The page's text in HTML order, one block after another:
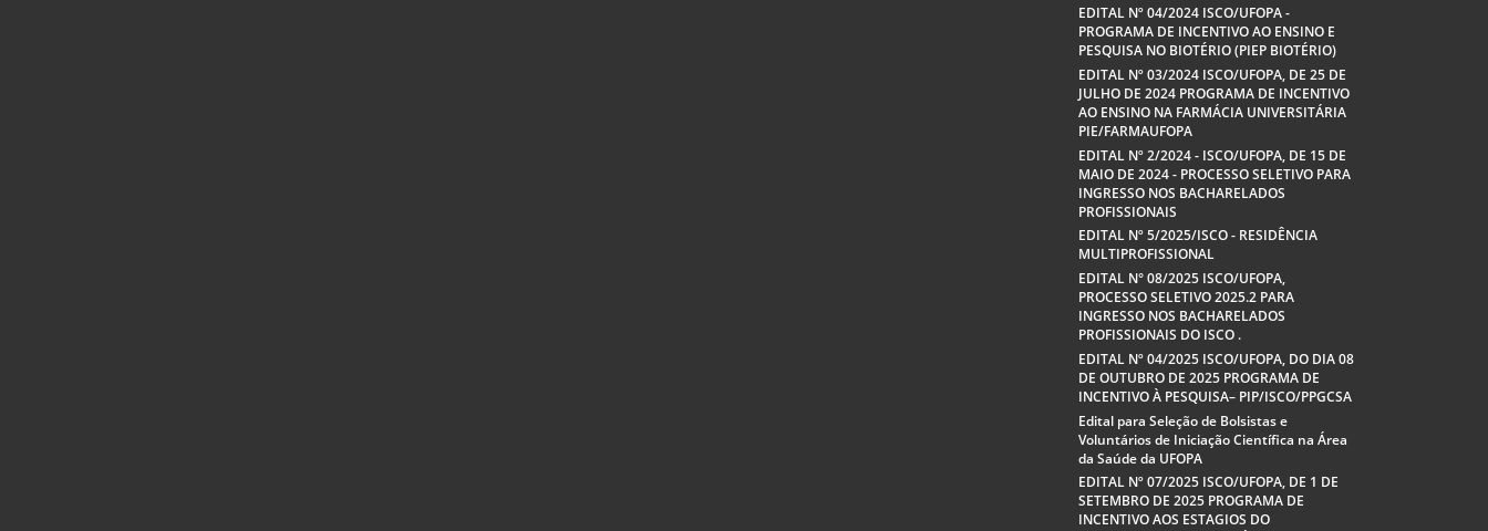
EDITAL Nº 04/2024 ISCO/UFOPA -
PROGRAMA DE INCENTIVO AO ENSINO E
PESQUISA NO BIOTÉRIO (PIEP BIOTÉRIO)
EDITAL Nº 03/2024 ISCO/UFOPA, DE 25 DE
JULHO DE 2024 PROGRAMA DE INCENTIVO
AO ENSINO NA FARMÁCIA UNIVERSITÁRIA
PIE/FARMAUFOPA
EDITAL Nº 2/2024 - ISCO/UFOPA, DE 15 DE
MAIO DE 2024 - PROCESSO SELETIVO PARA
INGRESSO NOS BACHARELADOS
PROFISSIONAIS
EDITAL Nº 5/2025/ISCO - RESIDÊNCIA
MULTIPROFISSIONAL
EDITAL N° 08/2025 ISCO/UFOPA,
PROCESSO SELETIVO 2025.2 PARA
INGRESSO NOS BACHARELADOS
PROFISSIONAIS DO ISCO .
EDITAL Nº 04/2025 ISCO/UFOPA, DO DIA 08
DE OUTUBRO DE 2025 PROGRAMA DE
INCENTIVO À PESQUISA– PIP/ISCO/PPGCSA
Edital para Seleção de Bolsistas e
Voluntários de Iniciação Científica na Área
da Saúde da UFOPA
EDITAL Nº 07/2025 ISCO/UFOPA, DE 1 DE
SETEMBRO DE 2025 PROGRAMA DE
INCENTIVO AOS ESTAGIOS DO